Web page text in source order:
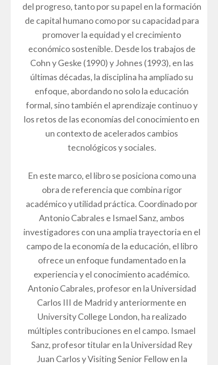
del progreso, tanto por su papel en la formación
de capital humano como por su capacidad para
promover la equidad y el crecimiento
económico sostenible. Desde los trabajos de
Cohn y Geske (1990) y Johnes (1993), en las
últimas décadas, la disciplina ha ampliado su
enfoque, abordando no solo la educación
formal, sino también el aprendizaje continuo y
los retos de las economías del conocimiento en
un contexto de acelerados cambios
tecnológicos y sociales.
En este marco, el libro se posiciona como una
obra de referencia que combina rigor
académico y utilidad práctica. Coordinado por
Antonio Cabrales e Ismael Sanz, ambos
investigadores con una amplia trayectoria en el
campo de la economía de la educación, el libro
ofrece un enfoque fundamentado en la
experiencia y el conocimiento académico.
Antonio Cabrales, profesor en la Universidad
Carlos III de Madrid y anteriormente en
University College London, ha realizado
múltiples contribuciones en el campo. Ismael
Sanz, profesor titular en la Universidad Rey
Juan Carlos y Visiting Senior Fellow en la